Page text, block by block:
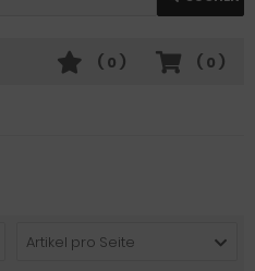
( 0 )
( 0 )
Artikel pro Seite